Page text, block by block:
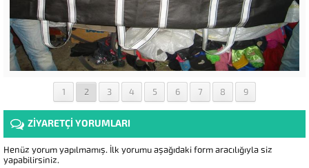
1 2 3 4 5 6 7 8 9
ZİYARETÇİ YORUMLARI
Henüz yorum yapılmamış. İlk yorumu aşağıdaki form aracılığıyla siz
yapabilirsiniz.